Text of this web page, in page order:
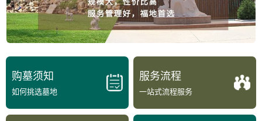
购墓须知
如何挑选墓地
服务流程
一站式流程服务